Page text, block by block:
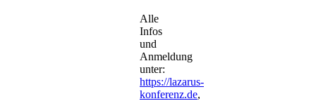
Alle
Infos
und
Anmeldung
unter:
https://lazarus-
konferenz.de,